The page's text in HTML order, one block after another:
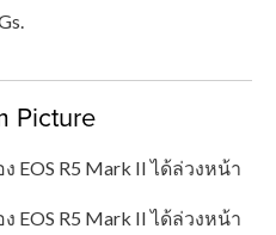
Picture
EOS R5 Mark II ได้ล่วงหน้า
EOS R5 Mark II ได้ล่วงหน้า